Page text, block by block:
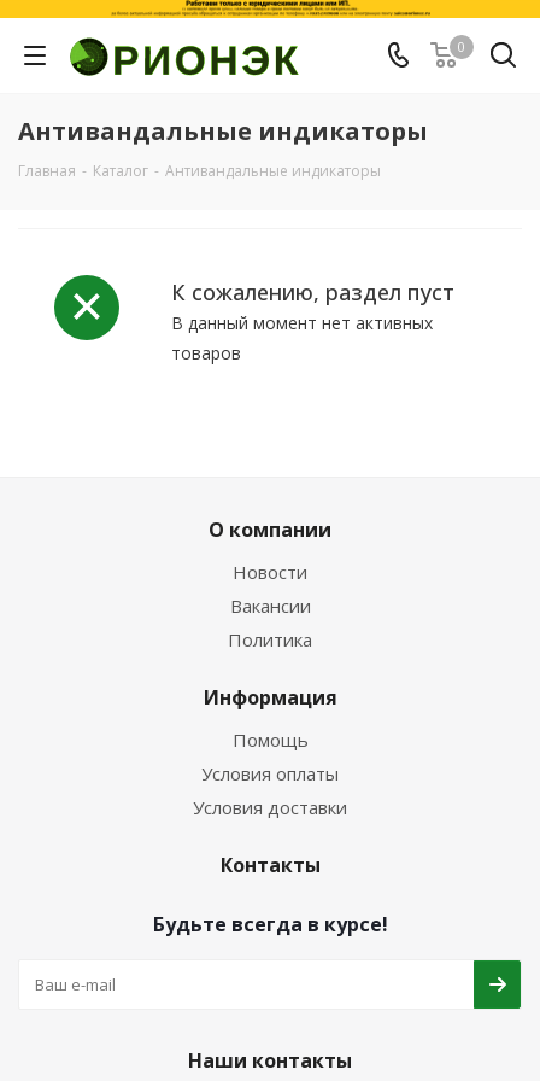
0
Антивандальные индикаторы
Главная - Каталог - Антивандальные индикаторы
К сожалению, раздел пуст
В данный момент нет активных
товаров
О компании
Новости
Вакансии
Политика
Информация
Помощь
Условия оплаты
Условия доставки
Контакты
Будьте всегда в курсе!
Наши контакты